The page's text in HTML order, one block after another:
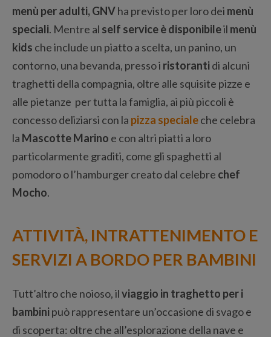
menù per adulti, GNVha previsto per loro dei menù
speciali. Mentre al self service è disponibileil menù
kids che include un piatto a scelta, un panino, un
contorno, una bevanda, presso i ristorantidi alcuni
traghetti della compagnia, oltre alle squisite pizze e
alle pietanze per tutta la famiglia, ai più piccoli è
concesso deliziarsi con la pizza specialeche celebra
la Mascotte Marino e con altri piatti a loro
particolarmente graditi, come gli spaghetti al
pomodoro o l’hamburger creato dal celebre chef
Mocho.
ATTIVITÀ, INTRATTENIMENTO E
SERVIZI A BORDO PER BAMBINI
Tutt’altro che noioso, ilviaggio in traghetto per i
bambinipuò rappresentare un’occasione di svago e
di scoperta: oltre che all’esplorazione della nave e